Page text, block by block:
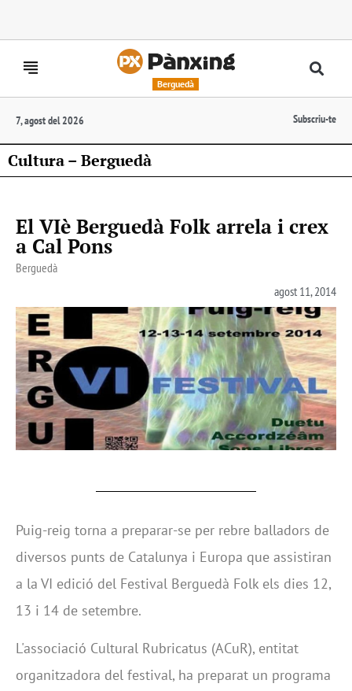
Berguedà
7, agost del 2026 Subscriu-te
Cultura – Berguedà
El VIè Berguedà Folk arrela i crex
a Cal Pons
Berguedà
agost 11, 2014
Puig-reig torna a preparar-se per rebre balladors de
diversos punts de Catalunya i Europa que assistiran
a la VI edició del Festival Berguedà Folk els dies 12,
13 i 14 de setembre.
L'associació Cultural Rubricatus (ACuR), entitat
organitzadora del festival, ha preparat un programa